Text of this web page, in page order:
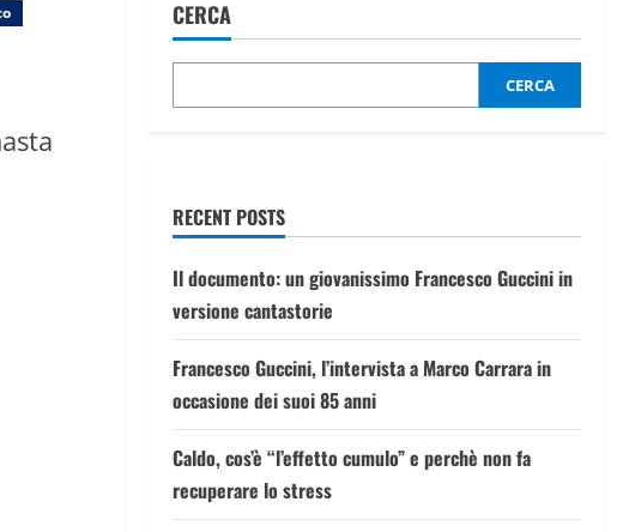
CERCA
CERCA
RECENT POSTS
Il documento: un giovanissimo Francesco Guccini in
versione cantastorie
Francesco Guccini, l’intervista a Marco Carrara in
occasione dei suoi 85 anni
Caldo, cos’è “l’effetto cumulo” e perchè non fa
recuperare lo stress